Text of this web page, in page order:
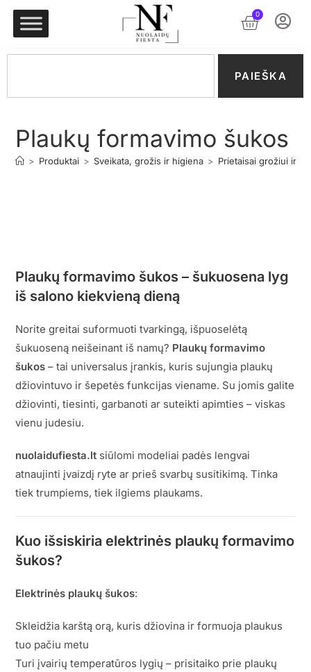
0
PAIEŠKA
Plaukų formavimo šukos
> Produktai > Sveikata, grožis ir higiena > Prietaisai grožiui ir
Plaukų formavimo šukos – šukuosena lyg
iš salono kiekvieną dieną
Norite greitai suformuoti tvarkingą, išpuoselėtą
šukuoseną neišeinant iš namų? Plaukų formavimo
šukos – tai universalus įrankis, kuris sujungia plaukų
džiovintuvo ir šepetės funkcijas viename. Su jomis galite
džiovinti, tiesinti, garbanoti ar suteikti apimties – viskas
vienu judesiu.
nuolaidufiesta.lt siūlomi modeliai padės lengvai
atnaujinti įvaizdį ryte ar prieš svarbų susitikimą. Tinka
tiek trumpiems, tiek ilgiems plaukams.
Kuo išsiskiria elektrinės plaukų formavimo
šukos?
Elektrinės plaukų šukos:
Skleidžia karštą orą, kuris džiovina ir formuoja plaukus
tuo pačiu metu
Turi įvairių temperatūros lygių – prisitaiko prie plaukų